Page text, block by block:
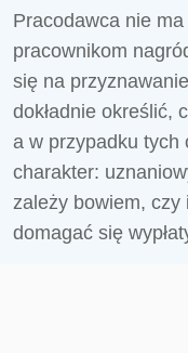
Pracodawca nie
pracownikom
się na
dokładnie określić,
a w przypadku tych
charakter:
zależy bowiem, czy
domagać się